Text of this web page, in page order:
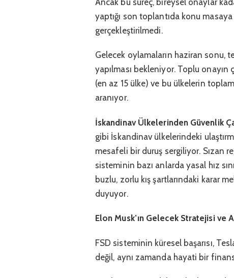
Ancak bu süreç, bireysel onaylar
yaptığı son toplantıda konu
gerçekleştirilmedi.
Gelecek oylamaların haziran sonu,
yapılması bekleniyor. Toplu onayın
(en az 15 ülke) ve bu ülkelerin
aranıyor.
İskandinav Ülkelerinden Güvenlik
gibi İskandinav ülkelerindeki
mesafeli bir duruş sergiliyor. Sızan
sisteminin bazı anlarda yasal hız
buzlu, zorlu kış şartlarındaki karar
duyuyor.
Elon Musk’ın Gelecek Stratejisi ve
FSD sisteminin küresel başarısı,
değil, aynı zamanda hayati bir